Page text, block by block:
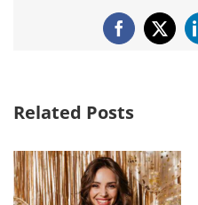
Facebook
X
Related Posts